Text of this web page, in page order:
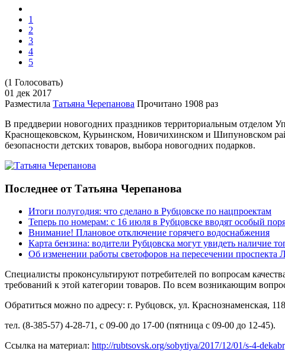
1
2
3
4
5
(1 Голосовать)
01 дек 2017
Разместила Татьяна Черепанова Прочитано 1908 раз
В преддверии новогодних праздников территориальным отделом
Краснощековском, Курьинском, Новичихинском и Шипуновском
безопасности детских товаров, выбора новогодних подарков.
Последнее от Татьяна Черепанова
Итоги полугодия: что сделано в Рубцовске по нацпроектам
Теперь по номерам: с 16 июля в Рубцовске вводят особый
Внимание! Плановое отключение горячего водоснабжения
Карта бензина: водители Рубцовска могут увидеть наличие
Об изменении работы светофоров на пересечении
Специалисты проконсультируют потребителей по вопросам
требований к этой категории товаров. По всем возникающим
Обратиться можно по адресу: г. Рубцовск, ул. Краснознаменская, 118
тел. (8-385-57) 4-28-71, с 09-00 до 17-00 (пятница с 09-00 до 12-45).
Ссылка на материал: http://rubtsovsk.org/sobytiya/2017/12/01/s-4-